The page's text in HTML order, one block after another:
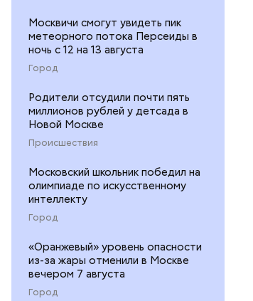
Москвичи смогут увидеть пик
метеорного потока Персеиды в
ночь с 12 на 13 августа
Город
Родители отсудили почти пять
миллионов рублей у детсада в
Новой Москве
Происшествия
Московский школьник победил на
олимпиаде по искусственному
интеллекту
Город
«Оранжевый» уровень опасности
из-за жары отменили в Москве
вечером 7 августа
Город